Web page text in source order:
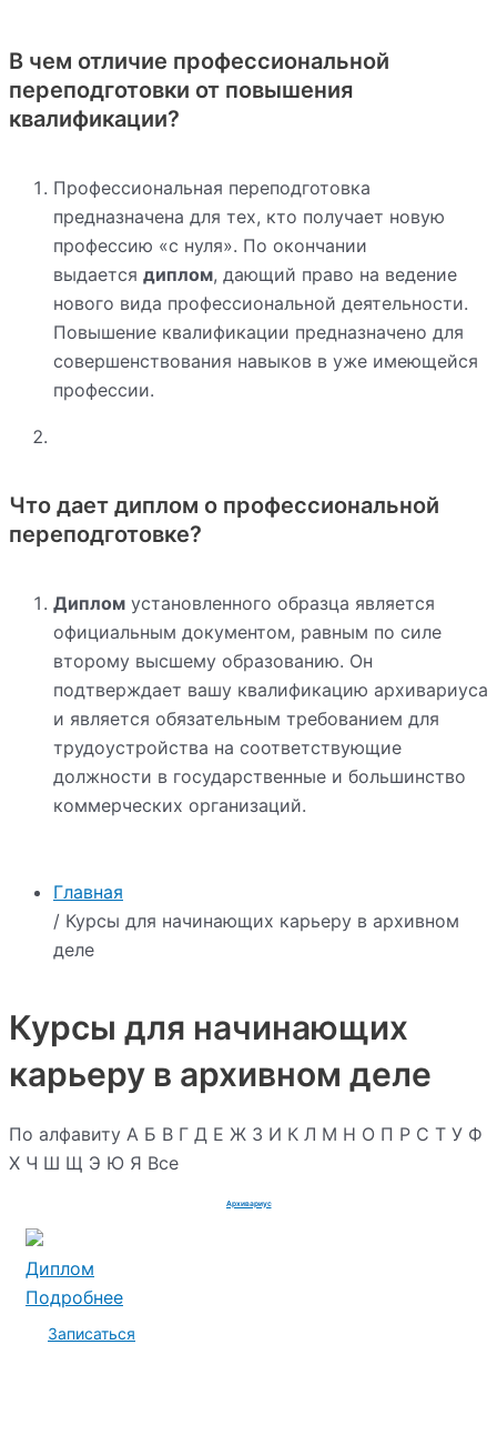
Главная
/ Курсы для начинающих карьеру в архивном
деле
Курсы для начинающих
карьеру в архивном деле
По алфавиту А Б В Г Д Е Ж З И К Л М Н О П Р С Т У Ф
Х Ч Ш Щ Э Ю Я Все
Архивариус
Диплом
Подробнее
Записаться
В чем отличие профессиональной
переподготовки от повышения
квалификации?
Профессиональная переподготовка
предназначена для тех, кто получает новую
профессию «с нуля». По окончании
выдается диплом, дающий право на ведение
нового вида профессиональной деятельности.
Повышение квалификации предназначено для
совершенствования навыков в уже имеющейся
профессии.
Что дает диплом о профессиональной
переподготовке?
Диплом установленного образца является
официальным документом, равным по силе
второму высшему образованию. Он
подтверждает вашу квалификацию архивариуса
и является обязательным требованием для
трудоустройства на соответствующие
должности в государственные и большинство
коммерческих организаций.